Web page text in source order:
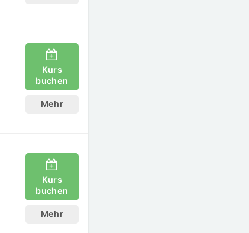
Kurs
buchen
Mehr
Kurs
buchen
Mehr